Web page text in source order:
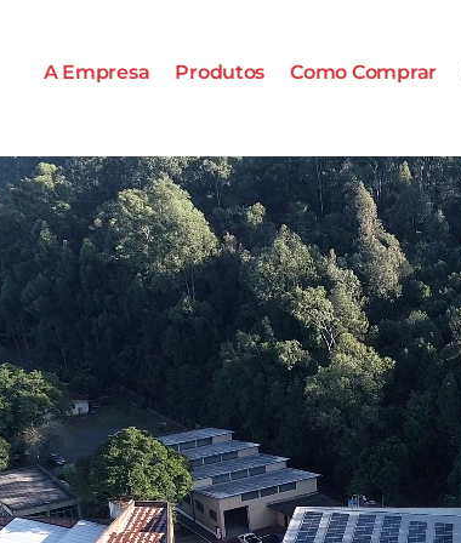
A Empresa Produtos Como Comprar